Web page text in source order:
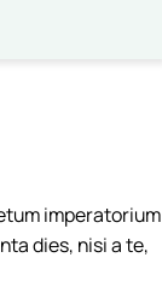
imperatorium
dies, nisi a te,